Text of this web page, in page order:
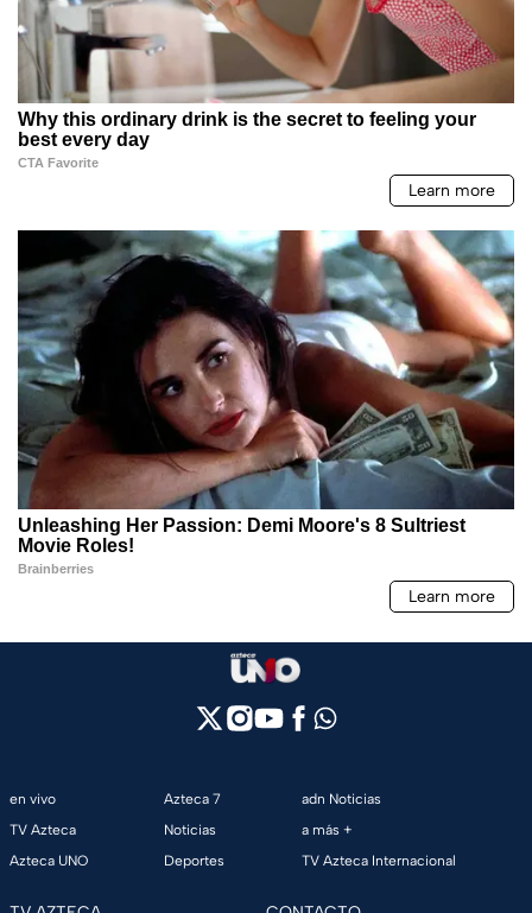
en vivo
TV Azteca
Azteca UNO
Azteca 7
Noticias
Deportes
adn Noticias
a más +
TV Azteca Internacional